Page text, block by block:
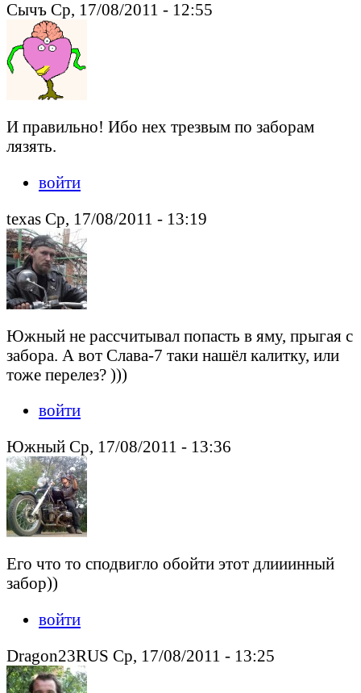
Сычъ Ср, 17/08/2011 - 12:55
И правильно! Ибо нех трезвым по заборам
лязять.
войти
texas Ср, 17/08/2011 - 13:19
Южный не рассчитывал попасть в яму, прыгая с
забора. А вот Слава-7 таки нашёл калитку, или
тоже перелез? )))
войти
Южный Ср, 17/08/2011 - 13:36
Его что то сподвигло обойти этот длииинный
забор))
войти
Dragon23RUS Ср, 17/08/2011 - 13:25